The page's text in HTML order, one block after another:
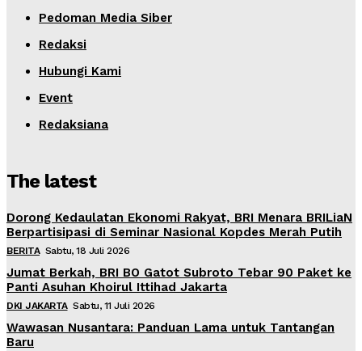
Pedoman Media Siber
Redaksi
Hubungi Kami
Event
Redaksiana
The latest
Dorong Kedaulatan Ekonomi Rakyat, BRI Menara BRILiaN
Berpartisipasi di Seminar Nasional Kopdes Merah Putih
BERITA Sabtu, 18 Juli 2026
Jumat Berkah, BRI BO Gatot Subroto Tebar 90 Paket ke
Panti Asuhan Khoirul Ittihad Jakarta
DKI JAKARTA Sabtu, 11 Juli 2026
Wawasan Nusantara: Panduan Lama untuk Tantangan
Baru